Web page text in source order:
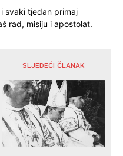
i svaki tjedan primaj
rad, misiju i apostolat.
SLJEDEĆI ČLANAK